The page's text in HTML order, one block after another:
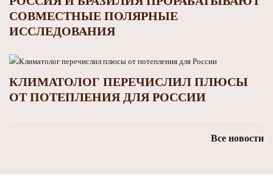
СОВМЕСТНЫЕ ПОЛЯРНЫЕ
ИССЛЕДОВАНИЯ
КЛИМАТОЛОГ ПЕРЕЧИСЛИЛ ПЛЮСЫ
ОТ ПОТЕПЛЕНИЯ ДЛЯ РОССИИ
Все новости